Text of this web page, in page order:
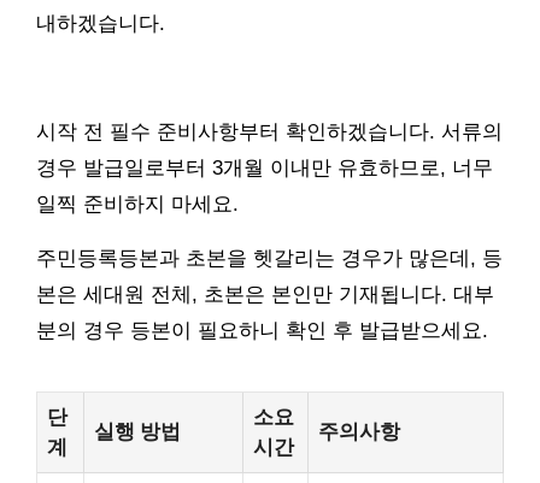
내하겠습니다.
시작 전 필수 준비사항부터 확인하겠습니다. 서류의
경우 발급일로부터 3개월 이내만 유효하므로, 너무
일찍 준비하지 마세요.
주민등록등본과 초본을 헷갈리는 경우가 많은데, 등
본은 세대원 전체, 초본은 본인만 기재됩니다. 대부
분의 경우 등본이 필요하니 확인 후 발급받으세요.
단
계
실행 방법
소요
시간
주의사항